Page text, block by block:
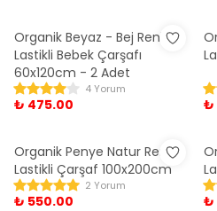
Organik Beyaz - Bej Renk
Lastikli Bebek Çarşafı
60x120cm - 2 Adet
4 Yorum
₺ 475.00 ₺
Organik Penye Natur Renk
Lastikli Çarşaf 100x200cm
2 Yorum
₺ 550.00 ₺